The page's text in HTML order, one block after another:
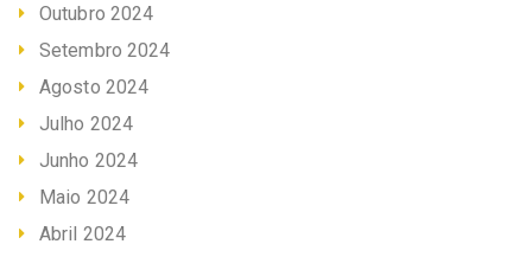
Outubro 2024
Setembro 2024
Agosto 2024
Julho 2024
Junho 2024
Maio 2024
Abril 2024